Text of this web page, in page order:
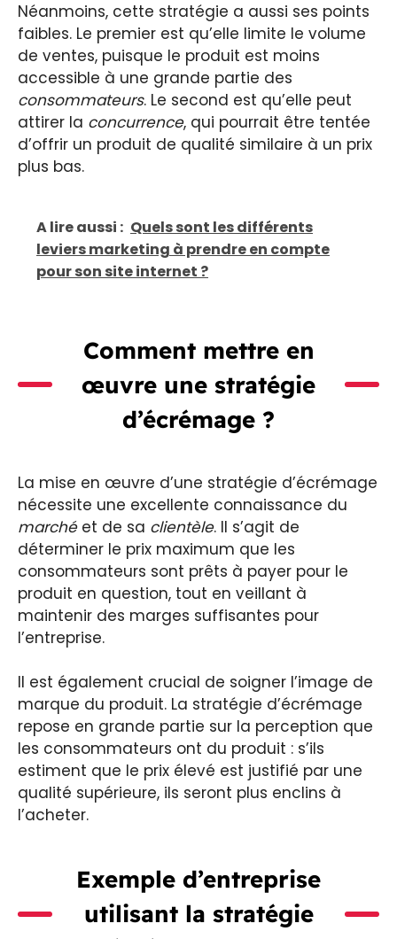
Néanmoins, cette stratégie a aussi ses points
faibles. Le premier est qu’elle limite le volume
de ventes, puisque le produit est moins
accessible à une grande partie des
consommateurs. Le second est qu’elle peut
attirer la concurrence, qui pourrait être tentée
d’offrir un produit de qualité similaire à un prix
plus bas.
A lire aussi : Quels sont les différents
leviers marketing à prendre en compte
pour son site internet ?
Comment mettre en
œuvre une stratégie
d’écrémage ?
La mise en œuvre d’une stratégie d’écrémage
nécessite une excellente connaissance du
marchéet de sa clientèle. Il s’agit de
déterminer le prix maximum que les
consommateurs sont prêts à payer pour le
produit en question, tout en veillant à
maintenir des marges suffisantes pour
l’entreprise.
Il est également crucial de soigner l’image de
marque du produit. La stratégie d’écrémage
repose en grande partie sur la perception que
les consommateurs ont du produit : s’ils
estiment que le prix élevé est justifié par une
qualité supérieure, ils seront plus enclins à
l’acheter.
Exemple d’entreprise
utilisant la stratégie